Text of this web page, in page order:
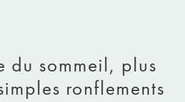
du sommeil, plus
ronflements